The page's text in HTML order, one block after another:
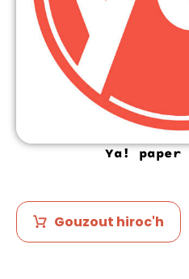
Ya! paper
Gouzout hiroc'h